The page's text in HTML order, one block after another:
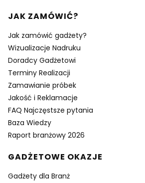
Linki w stopce
JAK ZAMÓWIĆ?
Jak zamówić gadżety?
Wizualizacje Nadruku
Doradcy Gadżetowi
Terminy Realizacji
Zamawianie próbek
Jakość i Reklamacje
FAQ Najczęstsze pytania
Baza Wiedzy
Raport branżowy 2026
GADŻETOWE OKAZJE
Gadżety dla Branż